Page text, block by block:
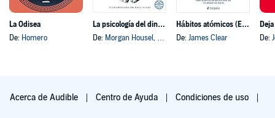
La Odisea
De: Homero
La psicología del dinero
De: Morgan Housel, y otros
Hábitos atómicos (Español neutro)
De: James Clear
De:
Acerca de Audible Centro de Ayuda Condiciones de uso